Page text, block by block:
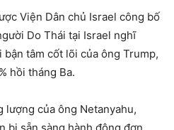
Viện Dân chủ Israel công bố
Do Thái tại Israel nghĩ
bận tâm cốt lõi của ông Trump,
hồi tháng Ba.
lượng của ông Netanyahu,